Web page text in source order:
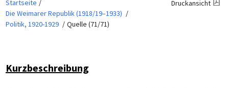
Startseite
Die Weimarer Republik (1918/19–1933)
Politik, 1920-1929
Quelle (71/71)
Druckansicht
Kurzbeschreibung